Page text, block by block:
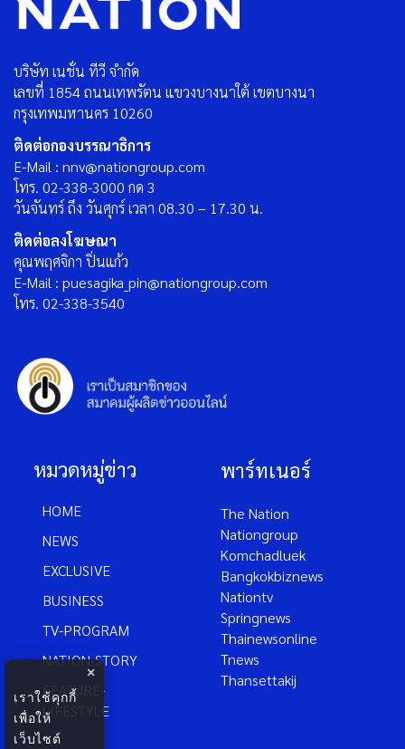
บริษัท เนชั่น ทีวี จำกัด
เลขที่ 1854 ถนนเทพรัตน แขวงบางนาใต้ เขตบางนา
กรุงเทพมหานคร 10260
ติดต่อกองบรรณาธิการ
E-Mail : nnv@nationgroup.com
โทร. 02-338-3000 กด 3
วันจันทร์ ถึง วันศุกร์ เวลา 08.30 – 17.30 น.
ติดต่อลงโฆษณา
คุณพฤศจิกา ปิ่นแก้ว
E-Mail : puesagika_pin@nationgroup.com
โทร. 02-338-3540
หมวดหมู่ข่าว
HOME
NEWS
EXCLUSIVE
BUSINESS
TV-PROGRAM
NATION-STORY
FEATURE-
LIFESTYLE
พาร์ทเนอร์
The Nation
Nationgroup
Komchadluek
Bangkokbiznews
Nationtv
Springnews
Thainewsonline
Tnews
Thansettakij
×
เราใช้คุกกี้
เพื่อให้
เว็บไซต์